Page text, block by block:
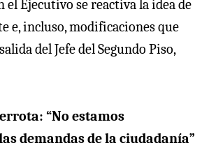
el Ejecutivo se reactiva la idea de
e, incluso, modificaciones que
del Jefe del Segundo Piso,
“No estamos
demandas de la ciudadanía”